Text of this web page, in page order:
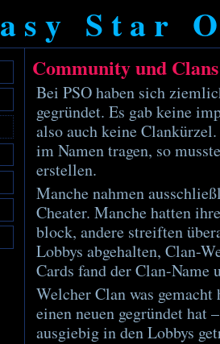
Star
Community und Clans
Bei PSO haben sich
gegründet. Es gab keine
also auch keine
im Namen tragen, so
erstellen.
Manche nahmen
Cheater. Manche hatten
block, andere streiften
Lobbys abgehalten, Clan-
Cards fand der Clan-Name
Welcher Clan was
einen neuen gegründet hat
ausgiebig in den Lobbys